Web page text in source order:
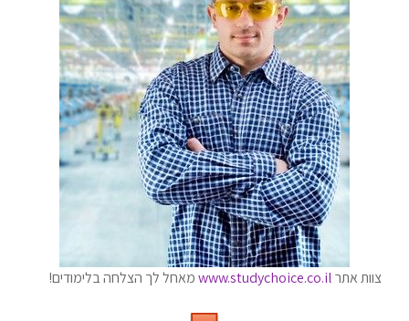
צוות אתרwww.studychoice.co.ilמאחל לך הצלחה בלימודים!